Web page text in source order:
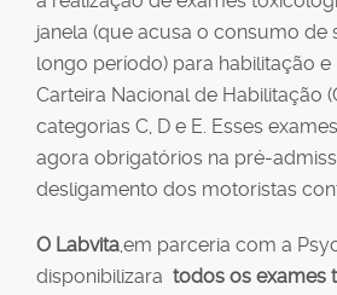
janela (que acusa o consumo de
longo período) para habilitação e
Carteira Nacional de Habilitação
categorias C, D e E. Esses
agora obrigatórios na pré-
desligamento dos motoristas
O Labvita,em parceria com a
disponibilizara todos os exames